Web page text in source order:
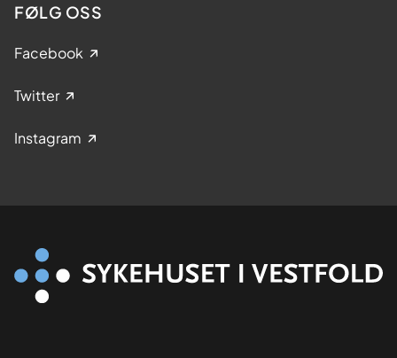
FØLG OSS
Facebook
Twitter
Instagram